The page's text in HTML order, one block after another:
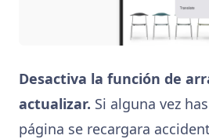
Desactiva la función de
actualizar. Si alguna vez
página se recargara